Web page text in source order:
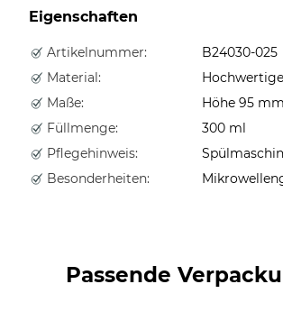
Eigenschaften
Artikelnummer:
B24030-025
Material:
Maße:
Höhe 95
Füllmenge:
300 ml
Pflegehinweis:
Besonderheiten:
Passende